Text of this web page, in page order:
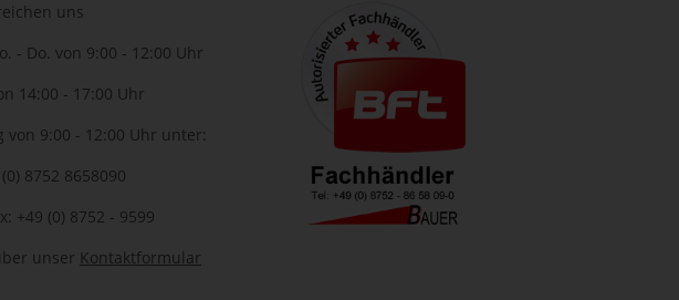
uns
- Do. von 9:00 - 12:00 Uhr
14:00 - 17:00 Uhr
von 9:00 - 12:00 Uhr unter:
8752 8658090
+49 (0) 8752 - 9599
unser Kontaktformular